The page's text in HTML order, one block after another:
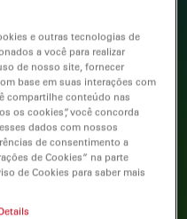
e outras tecnologias de
a você para realizar
de nosso site, fornecer
base em suas interações com
compartilhe conteúdo nas
os cookies”, você concorda
dados com nossos
de consentimento a
de Cookies” na parte
de Cookies para saber mais